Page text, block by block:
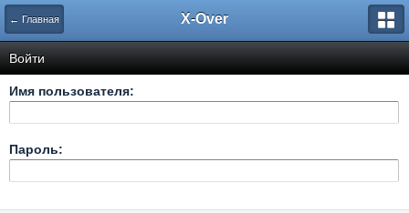
← Главная X-Over
Войти
Имя пользователя:
Пароль: